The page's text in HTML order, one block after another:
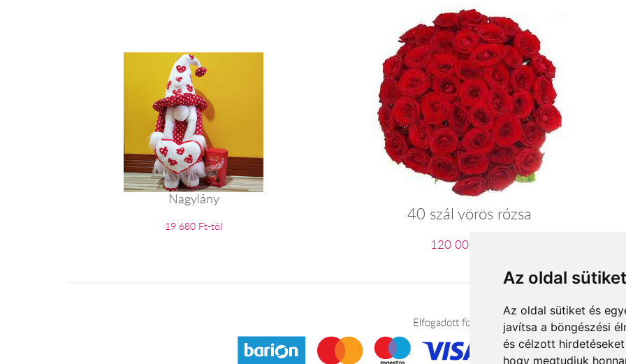
Az oldal
Az oldal sütiket és
javítsa a böngészési
és célzott
hogy megtudjuk
Nagylány
19 680 Ft-tól
40 szál vörös rózsa
120 000 Ft-tól
Elfogadott fizetési módok